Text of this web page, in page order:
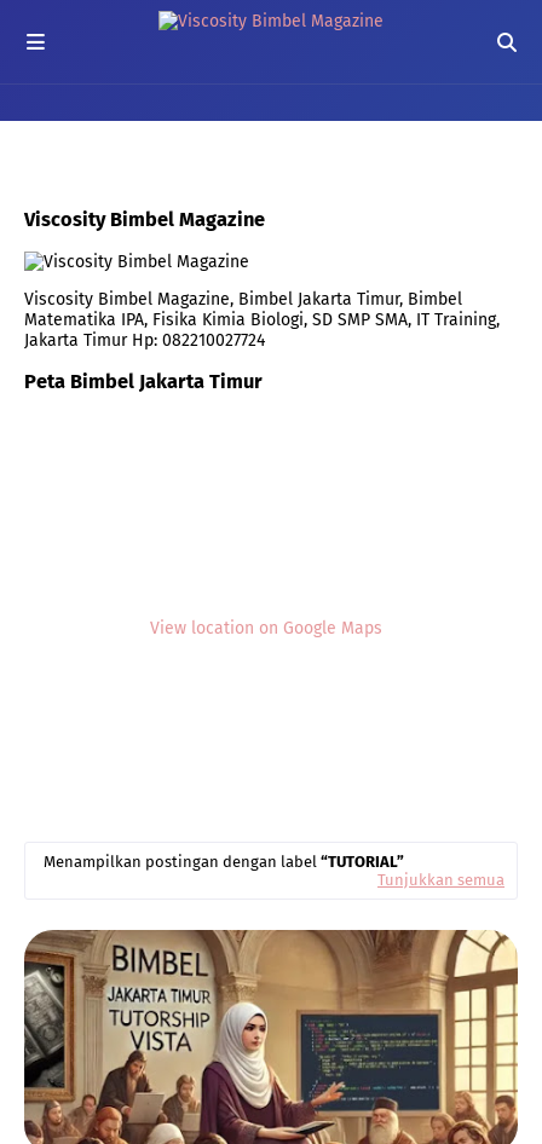
Viscosity Bimbel Magazine
Viscosity Bimbel Magazine, Bimbel Jakarta Timur, Bimbel
Matematika IPA, Fisika Kimia Biologi, SD SMP SMA, IT Training,
Jakarta Timur Hp: 082210027724
Peta Bimbel Jakarta Timur
View location on Google Maps
Menampilkan postingan dengan label
TUTORIAL
Tunjukkan semua